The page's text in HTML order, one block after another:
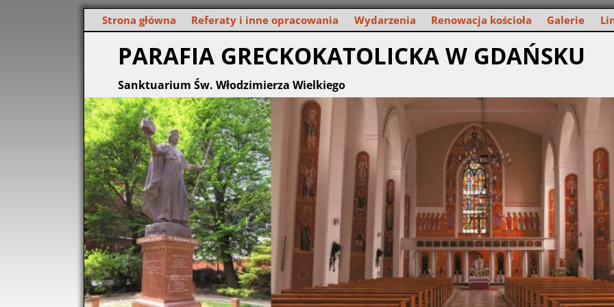
Strona główna Referaty i inne opracowania Wydarzenia Renowacja kościoła Galerie
PARAFIA GRECKOKATOLICKA W GDAŃSKU
Sanktuarium Św. Włodzimierza Wielkiego